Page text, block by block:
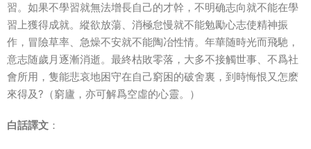
習。如果不學習就無法增長自己的才幹，不明确志向就不能在學
習上獲得成就。縱欲放蕩、消極怠慢就不能勉勵心志使精神振
作，冒險草率、急燥不安就不能陶冶性情。年華随時光而飛馳，
意志随歲月逐漸消逝。最終枯敗零落，大多不接觸世事、不爲社
會所用，隻能悲哀地困守在自己窮困的破舍裏，到時悔恨又怎麽
來得及?（窮廬，亦可解爲空虛的心靈。）
白話譯文 ：